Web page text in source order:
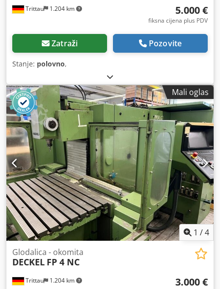
Trittau 1.204 km 5.000 €
fiksna cijena plus PDV
Zatraži Pozovite
Stanje: polovno,
Mali oglas
1 /4
Trittau 1.204 km
Glodalica - okomita
DECKEL FP 4 NC
3.000 €